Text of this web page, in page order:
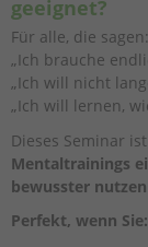
geeignet?
Für alle, die sagen:
„Ich brauche
„Ich will nicht
„Ich will lernen,
Dieses Seminar
Mentaltrainings
bewusster
Perfekt, wenn Sie: